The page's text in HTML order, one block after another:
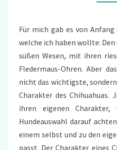
Für mich gab es von Anfang
welche ich haben wollte: Den
süßen Wesen, mit ihren
Fledermaus-Ohren. Aber
nicht das wichtigste,
Charakter des Chihuahuas.
ihren eigenen
Hundeauswahl darauf
einem selbst und zu den
passt. Der Charakter eines